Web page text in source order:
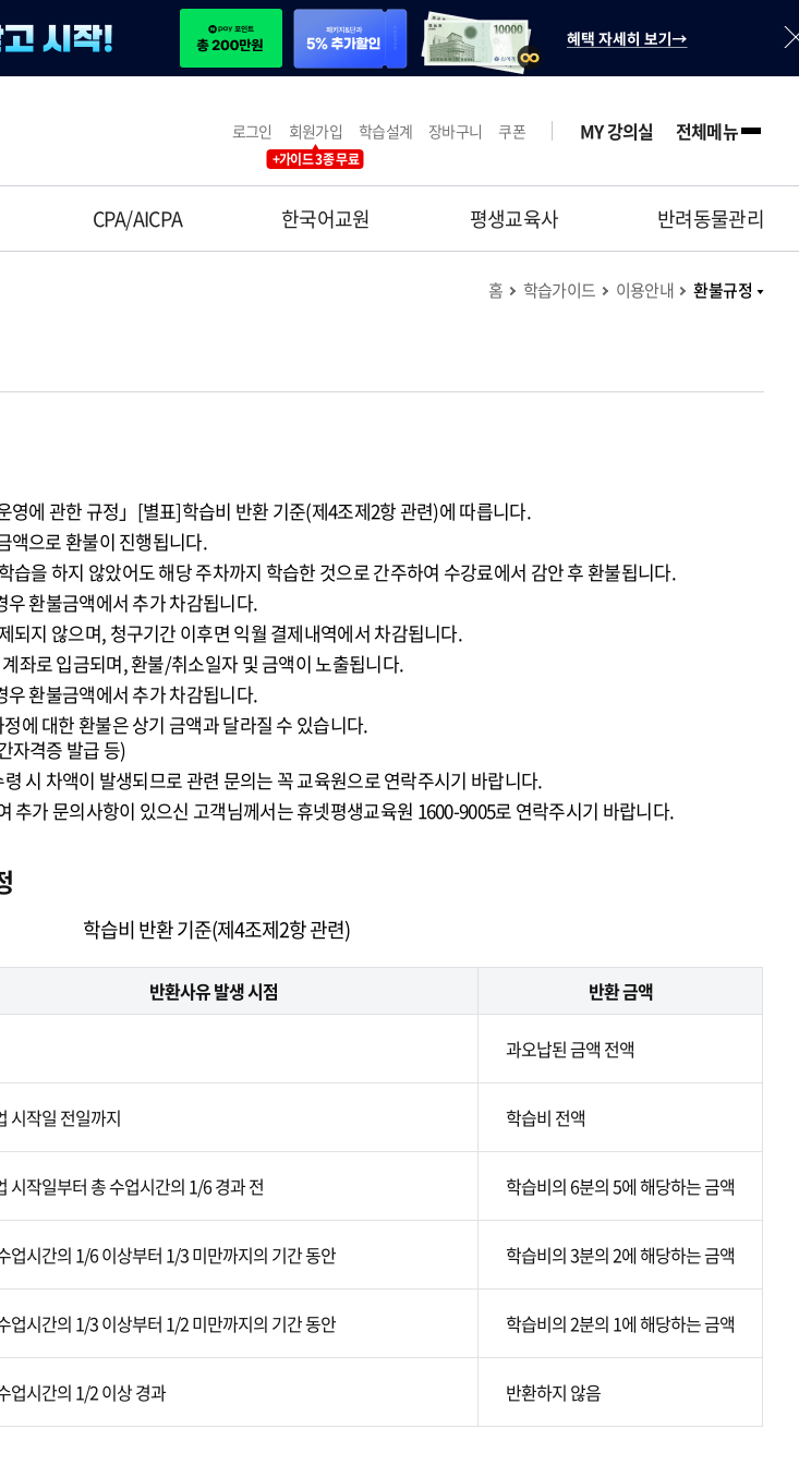
로그인 회원가입
+가이드 3종 무료
학습설계 장바구니 쿠폰 MY 강의실 전체메뉴
CPA/AICPA 한국어교원 평생교육사 반려동물관리
홈 학습가이드 이용안내 환불규정
영에 관한 규정」[별표]학습비 반환 기준(제4조제2항 관련)에 따릅니다.
액으로 환불이 진행됩니다.
습을 하지 않았어도 해당 주차까지 학습한 것으로 간주하여 수강료에서 감안 후 환불됩니다.
우 환불금액에서 추가 차감됩니다.
되지 않으며, 청구기간 이후면 익월 결제내역에서 차감됩니다.
좌로 입금되며, 환불/취소일자 및 금액이 노출됩니다.
우 환불금액에서 추가 차감됩니다.
에 대한 환불은 상기 금액과 달라질 수 있습니다.
자격증 발급 등)
시 차액이 발생되므로 관련 문의는 꼭 교육원으로 연락주시기 바랍니다.
추가 문의사항이 있으신 고객님께서는 휴넷평생교육원 1600-9005로 연락주시기 바랍니다.
학습비 반환 기준(제4조제2항 관련)
반환사유 발생 시점 반환 금액
과오납된 금액 전액
시작일 전일까지 학습비 전액
시작일부터 총 수업시간의 1/6 경과 전 학습비의 6분의 5에 해당하는 금액
업시간의 1/6 이상부터 1/3 미만까지의 기간 동안 학습비의 3분의 2에 해당하는 금액
업시간의 1/3 이상부터 1/2 미만까지의 기간 동안 학습비의 2분의 1에 해당하는 금액
업시간의 1/2 이상 경과 반환하지 않음